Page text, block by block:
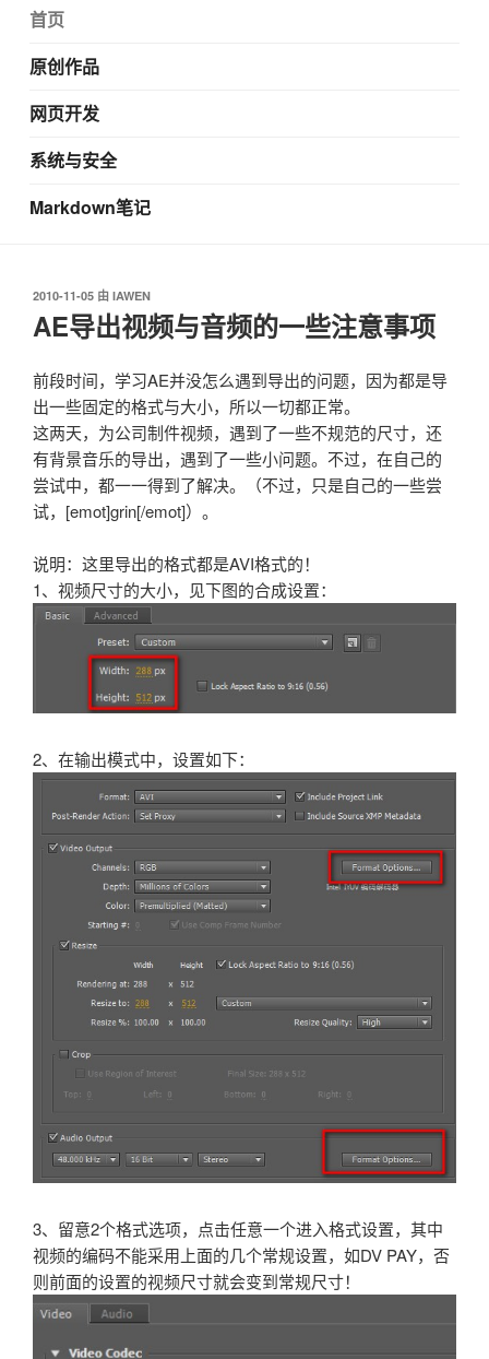
首页
原创作品
网页开发
系统与安全
Markdown笔记
发
布
于
2010-11-05 由 IAWEN
AE导出视频与音频的一些注意事项
前段时间，学习AE并没怎么遇到导出的问题，因为都是导
出一些固定的格式与大小，所以一切都正常。
这两天，为公司制件视频，遇到了一些不规范的尺寸，还
有背景音乐的导出，遇到了一些小问题。不过，在自己的
尝试中，都一一得到了解决。（不过，只是自己的一些尝
试，[emot]grin[/emot]）。
说明：这里导出的格式都是AVI格式的！
1、视频尺寸的大小，见下图的合成设置：
2、在输出模式中，设置如下：
3、留意2个格式选项，点击任意一个进入格式设置，其中
视频的编码不能采用上面的几个常规设置，如DV PAY，否
则前面的设置的视频尺寸就会变到常规尺寸！